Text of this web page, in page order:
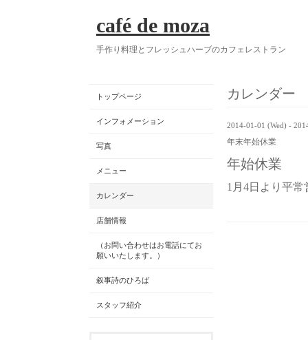
café de moza
手作り料理とフレッシュハーブのカフェレストラン
カレンダー
2014-01-01 (Wed) -
年末年始休業
年始休業
1月4日より平
トップページ
インフォメーション
写真
メニュー
カレンダー
店舗情報
（お問い合わせはお電話にてお
願いいたします。）
叙事詩のひろば
スタッフ紹介